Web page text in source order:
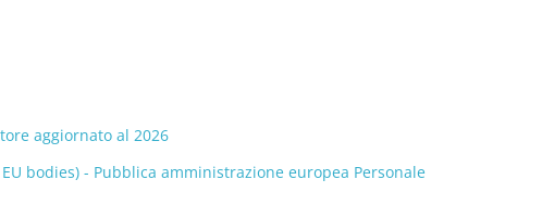
aggiornato al 2026
bodies) - Pubblica amministrazione europea Personale